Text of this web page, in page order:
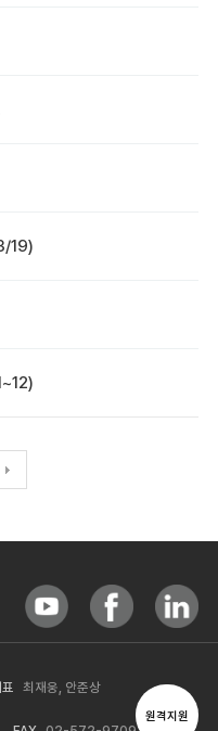
19)
최재웅, 안준상
원격지원